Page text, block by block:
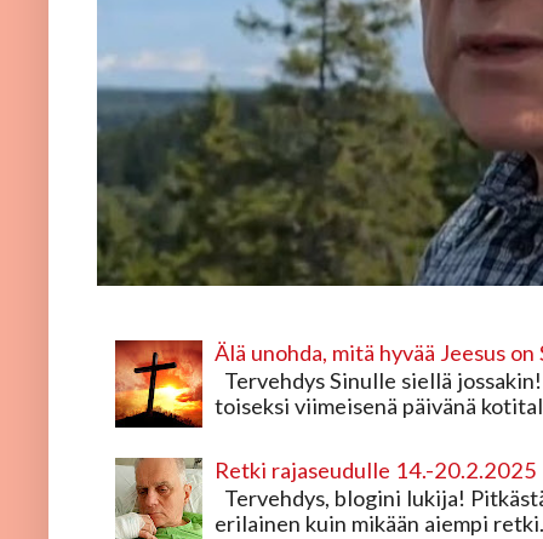
Älä unohda, mitä hyvää Jeesus
Tervehdys Sinulle siellä
toiseksi viimeisenä päivänä
Retki rajaseudulle 14.-20.2.2025
Tervehdys, blogini lukija!
erilainen kuin mikään aiempi